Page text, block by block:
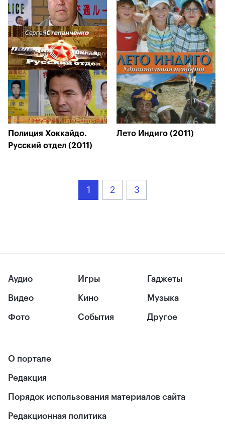
Полиция Хоккайдо.
Русский отдел (2011)
Лето Индиго (2011)
1 2 3
Аудио
Видео
Фото
Игры
Кино
События
Гаджеты
Музыка
Другое
О портале
Редакция
Порядок использования материалов сайта
Редакционная политика